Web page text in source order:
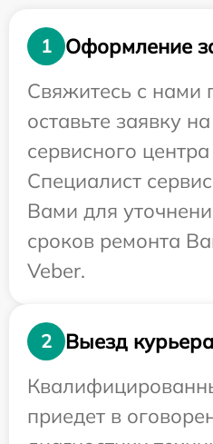
1
Оформление
Свяжитесь с нами
оставьте заявку
сервисного
Специалист
Вами для
сроков ремонта
Veber.
2
Выезд
приедет в